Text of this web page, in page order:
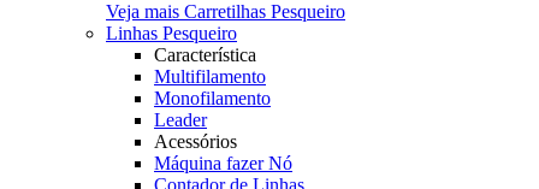
Veja mais Carretilhas Pesqueiro
Linhas Pesqueiro
Característica
Multifilamento
Monofilamento
Leader
Acessórios
Máquina fazer Nó
Contador de Linhas